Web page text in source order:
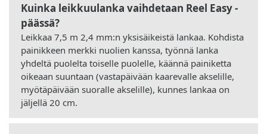
Kuinka leikkuulanka vaihdetaan Reel Easy -
päässä?
Leikkaa 7,5 m 2,4 mm:n yksisäikeistä lankaa. Kohdista
painikkeen merkki nuolien kanssa, työnnä lanka
yhdeltä puolelta toiselle puolelle, käännä painiketta
oikeaan suuntaan (vastapäivään kaarevalle akselille,
myötäpäivään suoralle akselille), kunnes lankaa on
jäljellä 20 cm.